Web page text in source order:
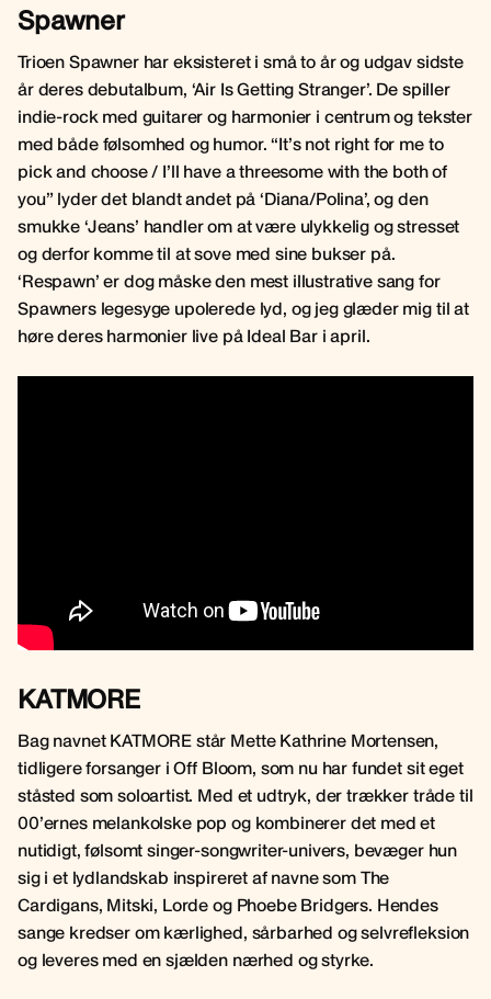
Spawner
Trioen Spawner har eksisteret i små to år og udgav sidste
år deres debutalbum, ‘Air Is Getting Stranger’. De spiller
indie-rock med guitarer og harmonier i centrum og tekster
med både følsomhed og humor. “It’s not right for me to
pick and choose / I’ll have a threesome with the both of
you” lyder det blandt andet på ‘Diana/Polina’, og den
smukke ‘Jeans’ handler om at være ulykkelig og stresset
og derfor komme til at sove med sine bukser på.
‘Respawn’ er dog måske den mest illustrative sang for
Spawners legesyge upolerede lyd, og jeg glæder mig til at
høre deres harmonier live på Ideal Bar i april.
KATMORE
Bag navnet KATMORE står Mette Kathrine Mortensen,
tidligere forsanger i Off Bloom, som nu har fundet sit eget
ståsted som soloartist. Med et udtryk, der trækker tråde til
00’ernes melankolske pop og kombinerer det med et
nutidigt, følsomt singer-songwriter-univers, bevæger hun
sig i et lydlandskab inspireret af navne som The
Cardigans, Mitski, Lorde og Phoebe Bridgers. Hendes
sange kredser om kærlighed, sårbarhed og selvrefleksion
og leveres med en sjælden nærhed og styrke.